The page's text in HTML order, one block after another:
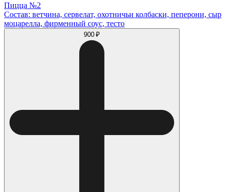
Пицца №2
Состав: ветчина, сервелат, охотничьи колбаски, пеперони, сыр
моцарелла, фирменный соус, тесто
900 ₽